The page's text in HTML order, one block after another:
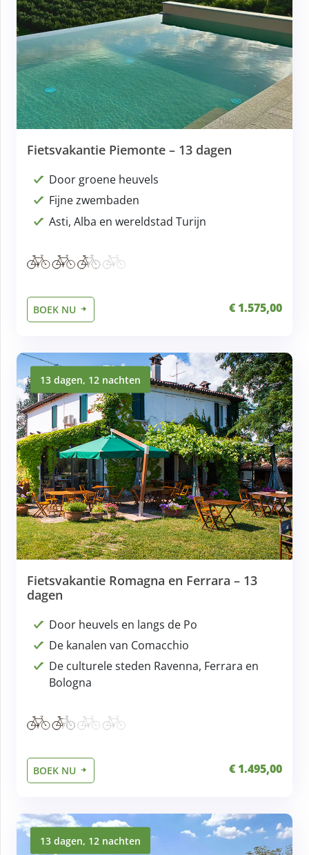
Fietsvakantie Piemonte – 13 dagen
Door groene heuvels
Fijne zwembaden
Asti, Alba en wereldstad Turijn
BOEK NU € 1.575,00
13 dagen, 12 nachten
Fietsvakantie Romagna en Ferrara – 13
dagen
Door heuvels en langs de Po
De kanalen van Comacchio
De culturele steden Ravenna, Ferrara en
Bologna
BOEK NU € 1.495,00
13 dagen, 12 nachten